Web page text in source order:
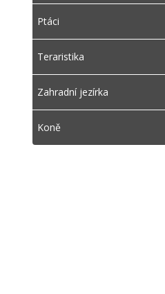
Ptáci
Teraristika
Zahradní jezírka
Koně